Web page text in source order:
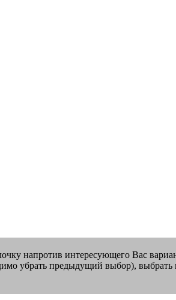
напротив интересующего Вас
убрать предыдущий выбор),